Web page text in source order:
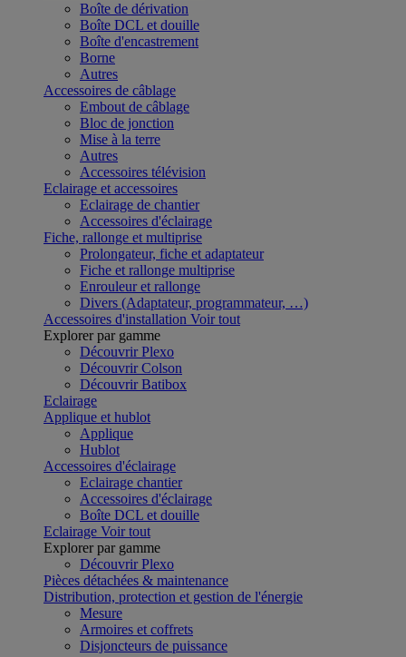
Boîte de dérivation
Boîte DCL et douille
Boîte d'encastrement
Borne
Autres
Accessoires de câblage
Embout de câblage
Bloc de jonction
Mise à la terre
Autres
Accessoires télévision
Eclairage et accessoires
Eclairage de chantier
Accessoires d'éclairage
Fiche, rallonge et multiprise
Prolongateur, fiche et adaptateur
Fiche et rallonge multiprise
Enrouleur et rallonge
Divers (Adaptateur, programmateur, …)
Accessoires d'installation Voir tout
Explorer par gamme
Découvrir Plexo
Découvrir Colson
Découvrir Batibox
Eclairage
Applique et hublot
Applique
Hublot
Accessoires d'éclairage
Eclairage chantier
Accessoires d'éclairage
Boîte DCL et douille
Eclairage Voir tout
Explorer par gamme
Découvrir Plexo
Pièces détachées & maintenance
Distribution, protection et gestion de l'énergie
Mesure
Armoires et coffrets
Disjoncteurs de puissance